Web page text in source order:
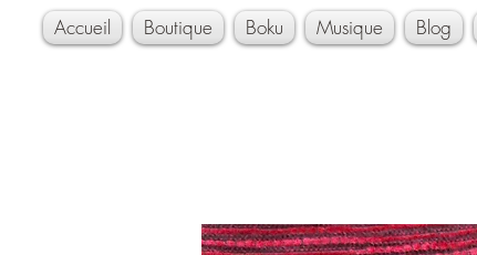
Accueil Boutique Boku Musique Blog